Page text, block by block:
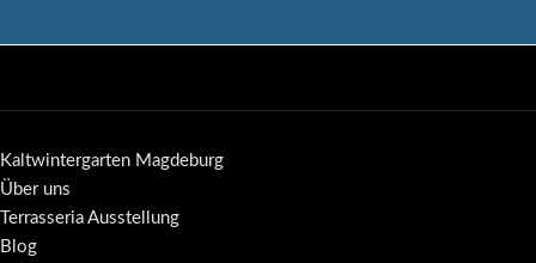
Kaltwintergarten Magdeburg
Über uns
Terrasseria Ausstellung
Blog